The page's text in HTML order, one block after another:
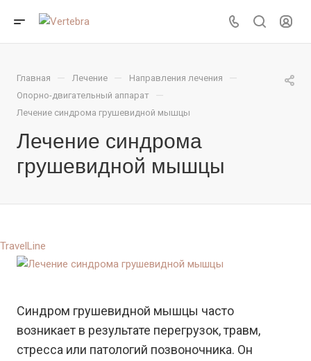
Главная — Лечение — Направления лечения —
Опорно-двигательный аппарат —
Лечение синдрома грушевидной мышцы
Лечение синдрома
грушевидной мышцы
TravelLine
Синдром грушевидной мышцы часто
возникает в результате перегрузок, травм,
стресса или патологий позвоночника. Он